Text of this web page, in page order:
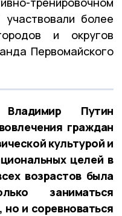
более
и округов
Первомайского
Путин
граждан
культурой и
целей в
возрастов была
заниматься
и соревноваться